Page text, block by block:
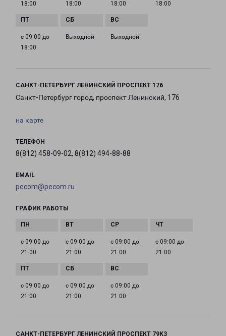
18:00 18:00 18:00 18:00
с 09:00 до
18:00
Выходной Выходной
САНКТ-ПЕТЕРБУРГ ЛЕНИНСКИЙ ПРОСПЕКТ 176
Санкт-Петербург город, проспект Ленинский, 176
на карте
ТЕЛЕФОН
8(812) 458-09-02, 8(812) 494-88-88
EMAIL
pecom@pecom.ru
ГРАФИК РАБОТЫ
с 09:00 до
21:00
с 09:00 до
21:00
с 09:00 до
21:00
с 09:00 до
21:00
с 09:00 до
21:00
с 09:00 до
21:00
с 09:00 до
21:00
САНКТ-ПЕТЕРБУРГ ЛЕНИНСКИЙ ПРОСПЕКТ 79К3